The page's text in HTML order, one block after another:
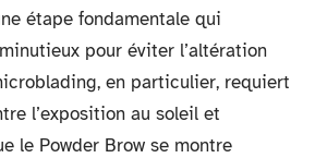
étape fondamentale qui
pour éviter l’altération
en particulier, requiert
l’exposition au soleil et
le Powder Brow se montre